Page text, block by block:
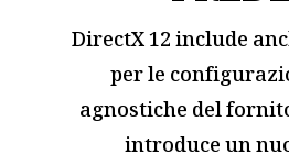
DirectX 12 include
per le
agnostiche del
introduce un